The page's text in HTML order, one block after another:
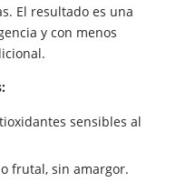
El resultado es una
y con menos
sensibles al
frutal, sin amargor.